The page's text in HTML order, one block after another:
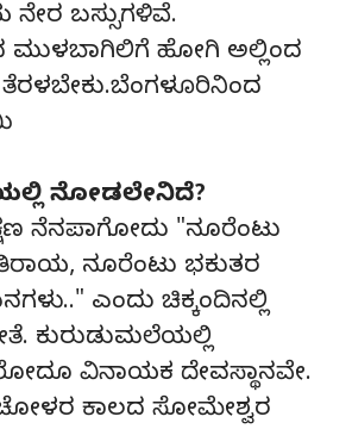
ಬಸ್ಸುಗಳಿವೆ.
ಮುಳಬಾಗಿಲಿಗೆ ಹೋಗಿ ಅಲ್ಲಿಂದ
ನೋಡಲೇನಿದೆ?
ನೆನಪಾಗೋದು "ನೂರೆಂಟು
ನೂರೆಂಟು ಭಕುತರ
ಎಂದು ಚಿಕ್ಕಂದಿನಲ್ಲಿ
ಕುರುಡುಮಲೆಯಲ್ಲಿ
ವಿನಾಯಕ ದೇವಸ್ಥಾನವೇ.
ಕಾಲದ ಸೋಮೇಶ್ವರ